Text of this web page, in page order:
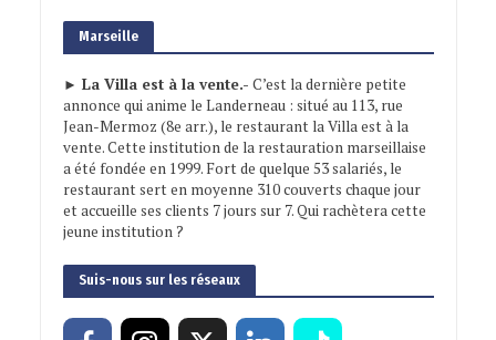
Marseille
► La Villa est à la vente.- C’est la dernière petite
annonce qui anime le Landerneau : situé au 113, rue
Jean-Mermoz (8e arr.), le restaurant la Villa est à la
vente. Cette institution de la restauration marseillaise
a été fondée en 1999. Fort de quelque 53 salariés, le
restaurant sert en moyenne 310 couverts chaque jour
et accueille ses clients 7 jours sur 7. Qui rachètera cette
jeune institution ?
Suis-nous sur les réseaux